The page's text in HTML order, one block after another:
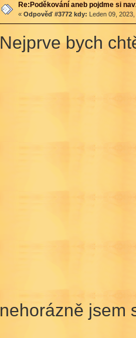
Re:Poděkování aneb pojdme si
« Odpověď #3772 kdy: Leden 09,
Nejprve bych
nehorázně jsem